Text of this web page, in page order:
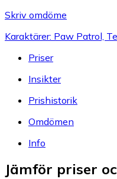
Skriv omdöme
Karaktärer: Paw Patrol,
Priser
Insikter
Prishistorik
Omdömen
Info
Jämför priser